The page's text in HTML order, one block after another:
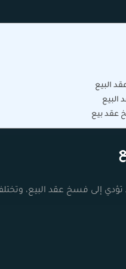
البيع
البيع
عقد بيع
تؤدي إلى فسخ عقد البيع،